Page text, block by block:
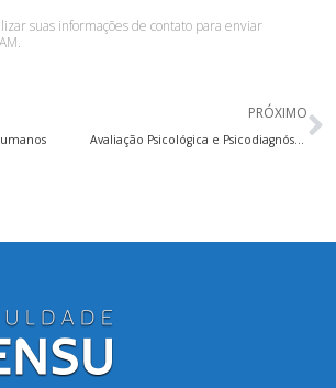
suas informações de contato para enviar
PRÓXIMO
Avaliação Psicológica e Psicodiagnóstico